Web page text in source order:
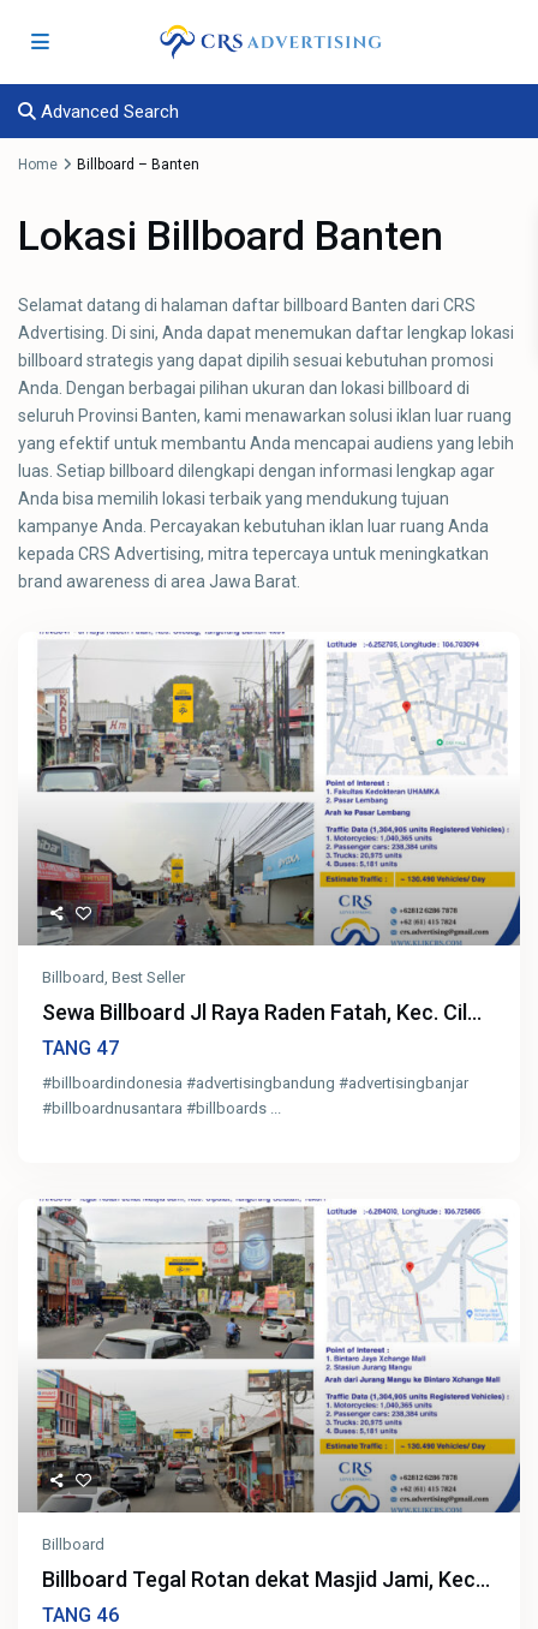
Advanced Search
Home Billboard – Banten
Lokasi Billboard Banten
Selamat datang di halaman daftar billboard Banten dari CRS
Advertising. Di sini, Anda dapat menemukan daftar lengkap lokasi
billboard strategis yang dapat dipilih sesuai kebutuhan promosi
Anda. Dengan berbagai pilihan ukuran dan lokasi billboard di
seluruh Provinsi Banten, kami menawarkan solusi iklan luar ruang
yang efektif untuk membantu Anda mencapai audiens yang lebih
luas. Setiap billboard dilengkapi dengan informasi lengkap agar
Anda bisa memilih lokasi terbaik yang mendukung tujuan
kampanye Anda. Percayakan kebutuhan iklan luar ruang Anda
kepada CRS Advertising, mitra tepercaya untuk meningkatkan
brand awareness di area Jawa Barat.
Billboard,Best Seller
Sewa Billboard Jl Raya Raden Fatah, Kec. Cil...
TANG 47
#billboardindonesia #advertisingbandung #advertisingbanjar
#billboardnusantara #billboards ...
Billboard
Billboard Tegal Rotan dekat Masjid Jami, Kec...
TANG 46